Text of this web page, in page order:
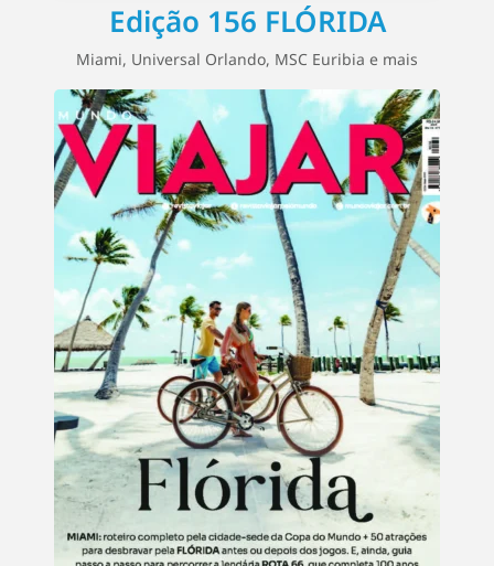
Edição 156 FLÓRIDA
Miami, Universal Orlando, MSC Euribia e mais